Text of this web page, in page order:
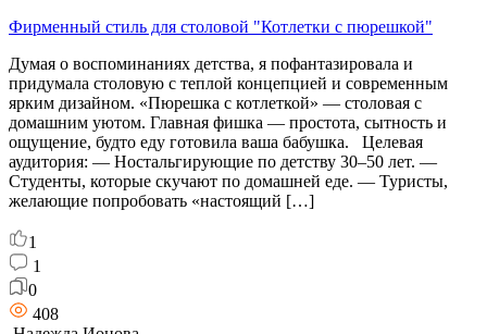
Фирменный стиль для столовой "Котлетки с пюрешкой"
Думая о воспоминаниях детства, я пофантазировала и
придумала столовую с теплой концепцией и современным
ярким дизайном. «Пюрешка с котлеткой» — столовая с
домашним уютом. Главная фишка — простота, сытность и
ощущение, будто еду готовила ваша бабушка. Целевая
аудитория: — Ностальгирующие по детству 30–50 лет. —
Студенты, которые скучают по домашней еде. — Туристы,
желающие попробовать «настоящий […]
1
1
0
408